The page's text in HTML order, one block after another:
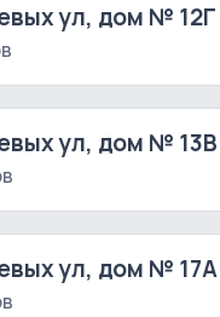
ул, дом № 12Г
ул, дом № 13В
ул, дом № 17А